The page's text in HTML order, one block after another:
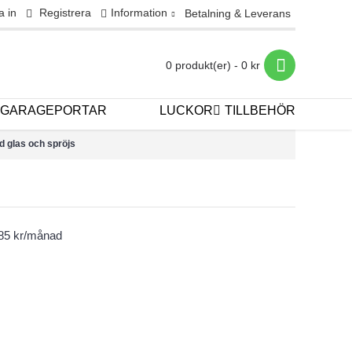
in Registrera Information Betalning & Leverans
0 produkt(er) - 0 kr
GARAGEPORTAR LUCKOR TILLBEHÖR
glas och spröjs
kr/månad